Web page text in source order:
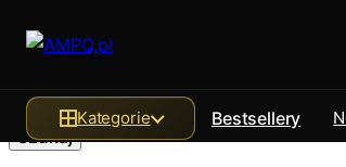
Szukaj
Kategorie Bestsellery